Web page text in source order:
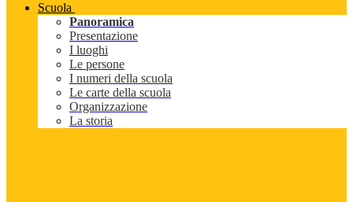
Scuola
Panoramica
Presentazione
I luoghi
Le persone
I numeri della scuola
Le carte della scuola
Organizzazione
La storia